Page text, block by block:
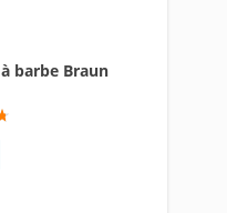
barbe Braun
93.8